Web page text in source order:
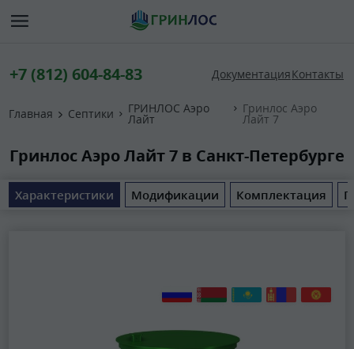
+7 (812) 604-84-83 ДокументацияКонтакты
Главная Септики ГРИНЛОС Аэро
Лайт
Гринлос Аэро
Лайт 7
Гринлос Аэро Лайт 7 в Санкт-Петербурге
Характеристики Модификации Комплектация